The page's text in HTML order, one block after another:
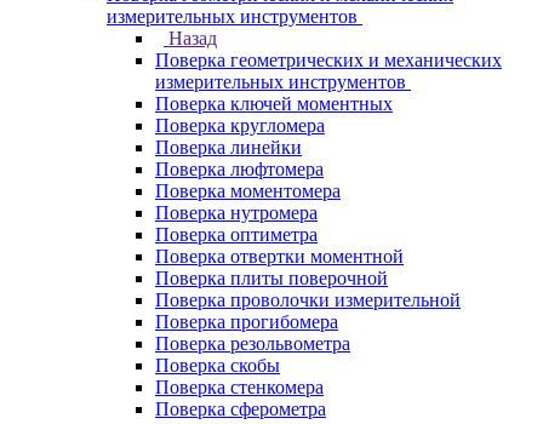
измерительных инструментов
Назад
Поверка геометрических и механических
измерительных инструментов
Поверка ключей моментных
Поверка кругломера
Поверка линейки
Поверка люфтомера
Поверка моментомера
Поверка нутромера
Поверка оптиметра
Поверка отвертки моментной
Поверка плиты поверочной
Поверка проволочки измерительной
Поверка прогибомера
Поверка резольвометра
Поверка скобы
Поверка стенкомера
Поверка сферометра